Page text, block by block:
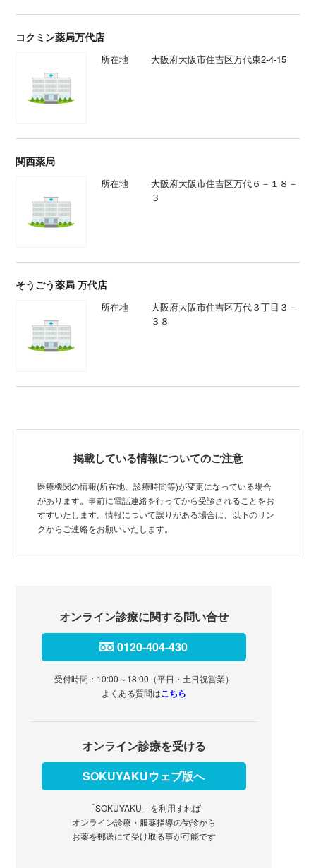
コクミン薬局万代店
所在地 大阪府大阪市住吉区万代東2-4-15
関西薬局
所在地
大阪府大阪市住吉区万代６－１８－
３
そうごう薬局 万代店
所在地
大阪府大阪市住吉区万代３丁目３－
３８
掲載している情報についてのご注意
医療機関の情報(所在地、診療時間等)が変更になっている場合
があります。事前に電話連絡を行ってから受診されることをお
すすいたします。情報について誤りがある場合は、以下のリン
クからご連絡をお願いいたします。
オンライン診療に関する問い合せ
0120-404-430
受付時間：10:00～18:00（平日・土日祝営業）
よくある質問はこちら
オンライン診療を受ける
SOKUYAKUウェブ版へ
「SOKUYAKU」を利用すれば
オンライン診療・服薬指導の受診から
お薬を郵送にて受け取る事が可能です